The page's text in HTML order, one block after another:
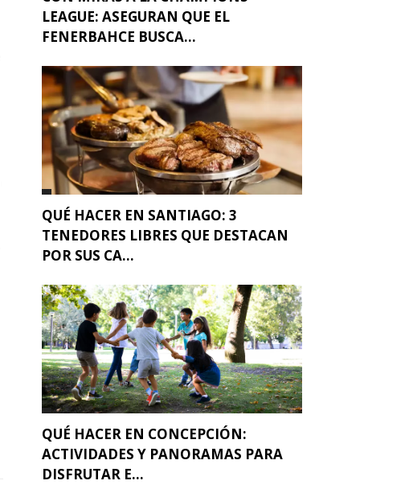
LEAGUE: ASEGURAN QUE EL
FENERBAHCE BUSCA...
QUÉ HACER EN SANTIAGO: 3
TENEDORES LIBRES QUE DESTACAN
POR SUS CA...
QUÉ HACER EN CONCEPCIÓN:
ACTIVIDADES Y PANORAMAS PARA
DISFRUTAR E...